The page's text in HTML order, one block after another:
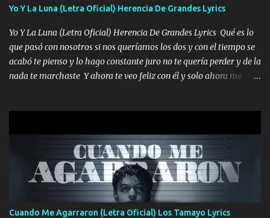
viento a su hijo y aunque ahora ya este con Dios el destino así lo
seguiré esperando hasta volvernos a vernos El recuerdo que yo
tengo de mi mente no se va, en mi corazón me llevo lo mismo que
tu papá, a veces me pongo triste porque no puedo mirarte, mas se
que tu me escuchas porque tu eres mi gran ángel, El desespero me
Yo Y La Luna (Letra Oficial) Herencia De Grandes Lyrics
Yo Y La Luna (Letra Oficial) Herencia De Grandes Lyrics Qué es lo
que pasó con nosotros si nos queríamos los dos y con el tiempo se
acabó te pienso y lo hago constante juro no te quería perder y de la
nada te marchaste Y ahora te veo feliz con él y solo ahora me
pero eso ya no va a pasar me perderé en la soledad Porque me
mirabas bonito si yo no fui el final feliz el final fue triste pa mí Y
duele no tenerte aquí sabiendo que moría por ti yo y la luna
cantamos y por ti nos embriagamos Quién sabe qué será de mí si
contigo fui muy feliz a lo mejor no lloró pero muy en el fondo te
adoro
Cuando Me Agarraron (Letra Oficial) Los Tamayo Lyrics